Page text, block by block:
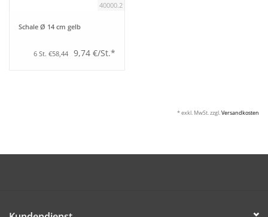
40000.2
Schale Ø 14 cm gelb
6 St. €58,44 9,74 €/St.*
* exkl. MwSt. zzgl.Versandkosten